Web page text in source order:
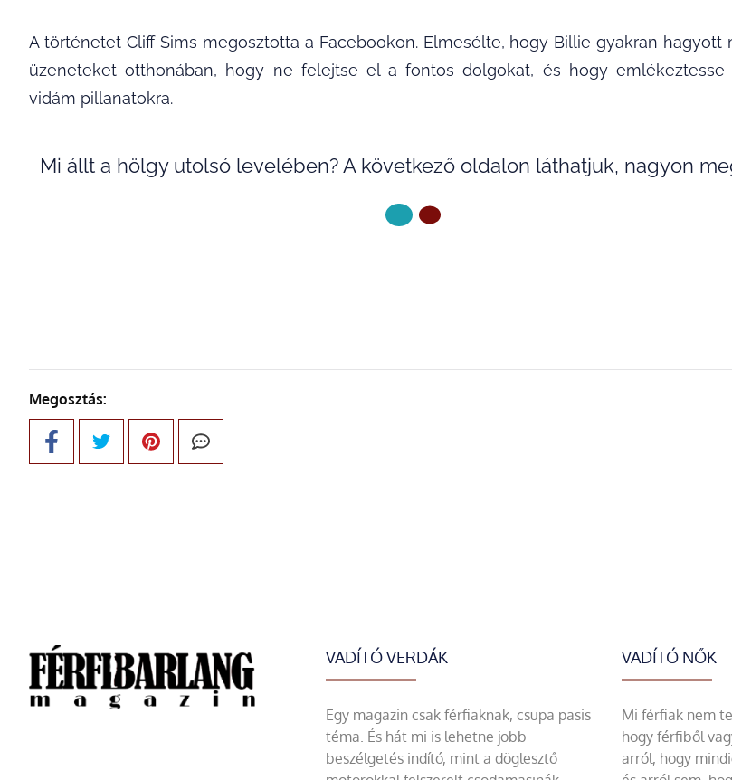
A történetet Cliff Sims megosztotta a Facebookon. Elmesélte, hogy Billie gyakran hagyott
üzeneteket otthonában, hogy ne felejtse el a fontos dolgokat, és hogy emlékeztesse
vidám pillanatokra.
Mi állt a hölgy utolsó levelében? A következő oldalon láthatjuk, nagyon
Megosztás:
VADÍTÓ VERDÁK
Egy magazin csak férfiaknak, csupa pasis
téma. És hát mi is lehetne jobb
beszélgetés indító, mint a döglesztő
VADÍTÓ NŐK
Mi férfiak nem
hogy férfiből
arról, hogy